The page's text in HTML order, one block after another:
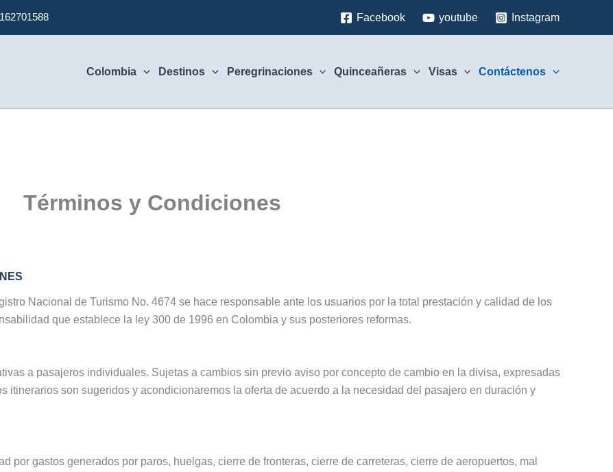
Facebook youtube Instagram
Colombia Destinos Peregrinaciones Quinceañeras Visas Contáctenos
Términos y Condiciones
Nacional de Turismo No. 4674 se hace responsable ante los usuarios por la total prestación y calidad de los
que establece la ley 300 de 1996 en Colombia y sus posteriores reformas.
a pasajeros individuales. Sujetas a cambios sin previo aviso por concepto de cambio en la divisa, expresadas
itinerarios son sugeridos y acondicionaremos la oferta de acuerdo a la necesidad del pasajero en duración y
por gastos generados por paros, huelgas, cierre de fronteras, cierre de carreteras, cierre de aeropuertos, mal